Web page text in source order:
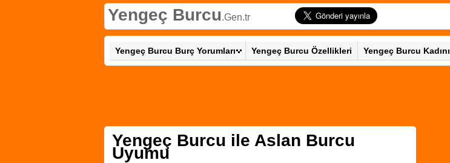
Yengeç Burcu.Gen.tr
Yengeç Burcu Burç Yorumları Yengeç Burcu Özellikleri Yengeç Burcu Kadını
Yengeç Burcu ile Aslan Burcu
Uyumu